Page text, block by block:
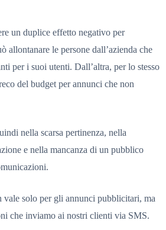
un duplice effetto negativo per
allontanare le persone dall’azienda che
per i suoi utenti. Dall’altra, per lo stesso
del budget per annunci che non
nella scarsa pertinenza, nella
e nella mancanza di un pubblico
vale solo per gli annunci pubblicitari, ma
che inviamo ai nostri clienti via SMS.